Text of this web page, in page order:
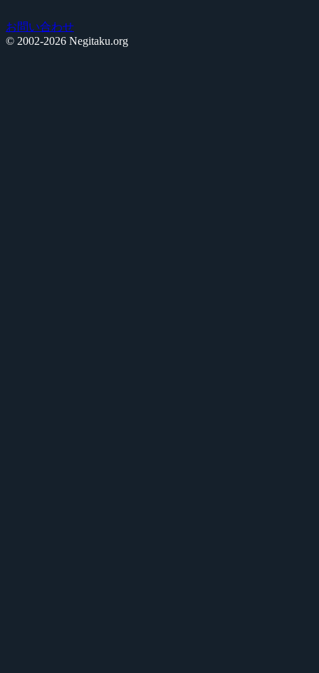
お問い合わせ
© 2002-2026 Negitaku.org